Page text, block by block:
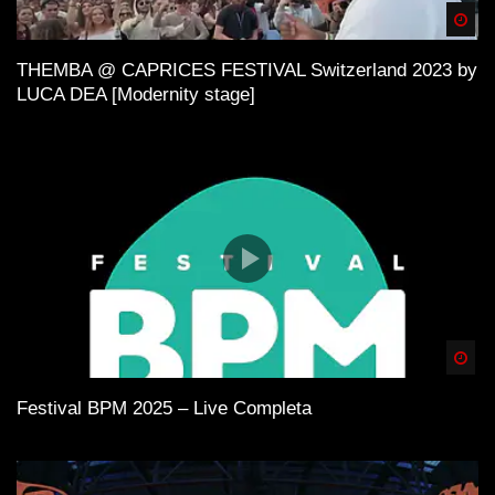
THEMBA @ CAPRICES FESTIVAL Switzerland 2023 by
LUCA DEA [Modernity stage]
Festival BPM 2025 – Live Completa